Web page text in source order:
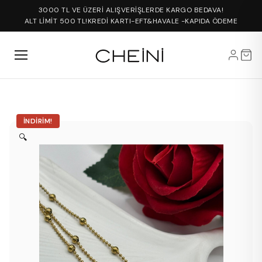
3000 TL VE ÜZERİ ALIŞVERİŞLERDE KARGO BEDAVA!
ALT LİMİT 500 TL!KREDİ KARTI-EFT&HAVALE -KAPIDA ÖDEME
İNDIRIM!
🔍